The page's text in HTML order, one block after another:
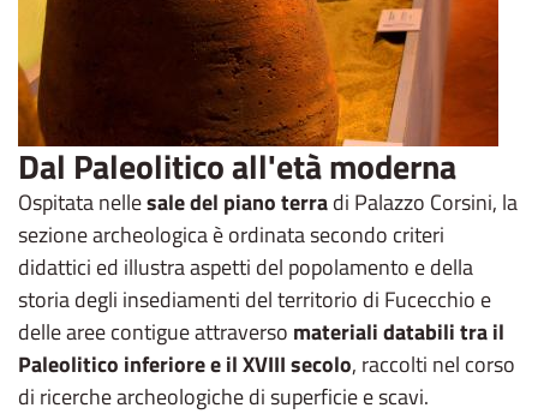
Dal Paleolitico all'età moderna
Ospitata nellesale del piano terradi Palazzo Corsini, la
sezione archeologica è ordinata secondo criteri
didattici ed illustra aspetti del popolamento e della
storia degli insediamenti del territorio di Fucecchio e
delle aree contigue attraverso materiali databili tra il
Paleolitico inferiore e il XVIII secolo, raccolti nel corso
di ricerche archeologiche di superficie e scavi.